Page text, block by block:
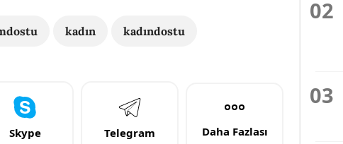
kadın kadındostu
Skype Telegram Daha Fazlası